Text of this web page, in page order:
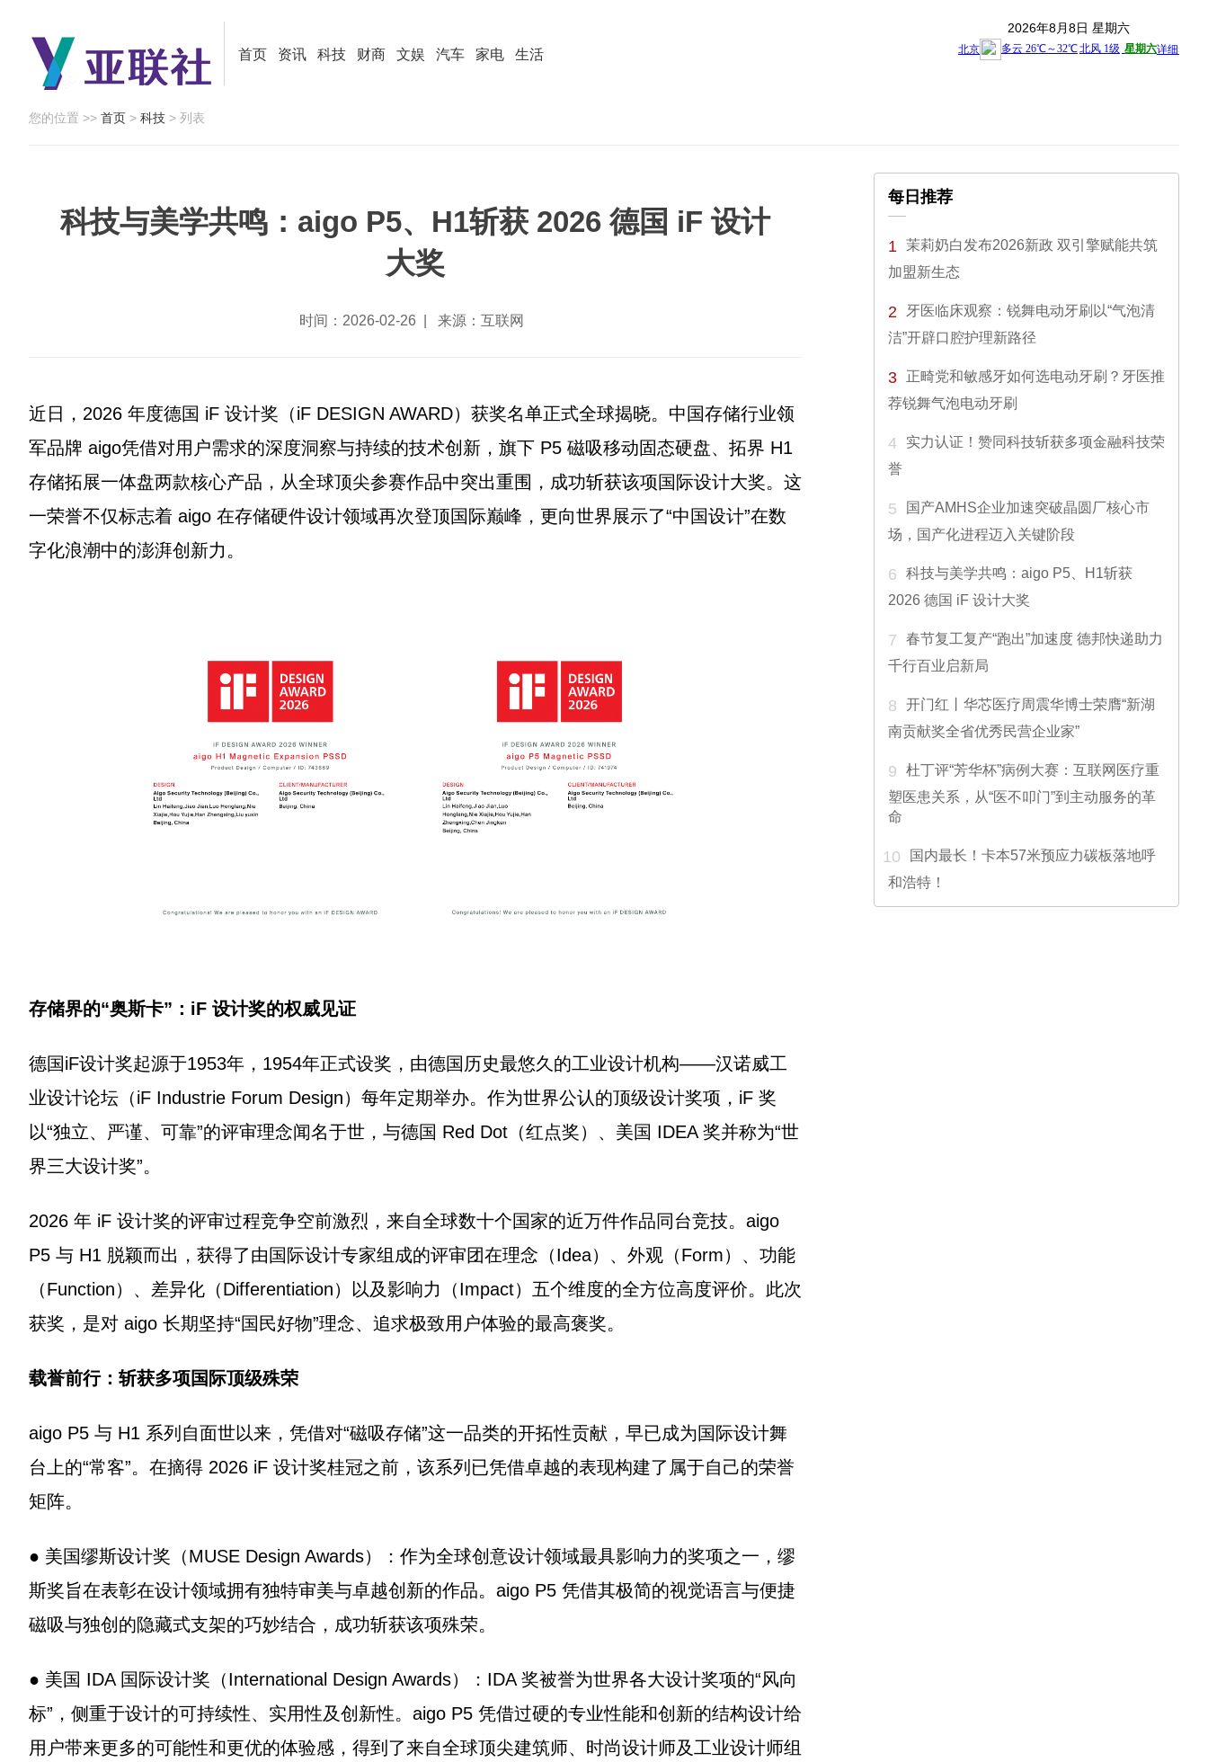
首页 资讯 科技 财商 文娱 汽车 家电 生活
2026年8月8日 星期六
您的位置 >> 首页 > 科技 > 列表
科技与美学共鸣：aigo P5、H1斩获 2026 德国 iF 设计
大奖
时间：2026-02-26 | 来源：互联网
近日，2026 年度德国 iF 设计奖（iF DESIGN AWARD）获奖名单正式全球揭晓。中国存储行业领
军品牌 aigo凭借对用户需求的深度洞察与持续的技术创新，旗下 P5 磁吸移动固态硬盘、拓界 H1
存储拓展一体盘两款核心产品，从全球顶尖参赛作品中突出重围，成功斩获该项国际设计大奖。这
一荣誉不仅标志着 aigo 在存储硬件设计领域再次登顶国际巅峰，更向世界展示了“中国设计”在数
字化浪潮中的澎湃创新力。
存储界的“奥斯卡”：iF 设计奖的权威见证
德国iF设计奖起源于1953年，1954年正式设奖，由德国历史最悠久的工业设计机构——汉诺威工
业设计论坛（iF Industrie Forum Design）每年定期举办。作为世界公认的顶级设计奖项，iF 奖
以“独立、严谨、可靠”的评审理念闻名于世，与德国 Red Dot（红点奖）、美国 IDEA 奖并称为“世
界三大设计奖”。
2026 年 iF 设计奖的评审过程竞争空前激烈，来自全球数十个国家的近万件作品同台竞技。aigo
P5 与 H1 脱颖而出，获得了由国际设计专家组成的评审团在理念（Idea）、外观（Form）、功能
（Function）、差异化（Differentiation）以及影响力（Impact）五个维度的全方位高度评价。此次
获奖，是对 aigo 长期坚持“国民好物”理念、追求极致用户体验的最高褒奖。
载誉前行：斩获多项国际顶级殊荣
aigo P5 与 H1 系列自面世以来，凭借对“磁吸存储”这一品类的开拓性贡献，早已成为国际设计舞
台上的“常客”。在摘得 2026 iF 设计奖桂冠之前，该系列已凭借卓越的表现构建了属于自己的荣誉
矩阵。
● 美国缪斯设计奖（MUSE Design Awards）：作为全球创意设计领域最具影响力的奖项之一，缪
斯奖旨在表彰在设计领域拥有独特审美与卓越创新的作品。aigo P5 凭借其极简的视觉语言与便捷
磁吸与独创的隐藏式支架的巧妙结合，成功斩获该项殊荣。
● 美国 IDA 国际设计奖（International Design Awards）：IDA 奖被誉为世界各大设计奖项的“风向
标”，侧重于设计的可持续性、实用性及创新性。aigo P5 凭借过硬的专业性能和创新的结构设计给
用户带来更多的可能性和更优的体验感，得到了来自全球顶尖建筑师、时尚设计师及工业设计师组
每日推荐
1 茉莉奶白发布2026新政 双引擎赋能共筑
加盟新生态
2
牙医临床观察：锐舞电动牙刷以“气泡清
洁”开辟口腔护理新路径
3
正畸党和敏感牙如何选电动牙刷？牙医推
荐锐舞气泡电动牙刷
4
实力认证！赞同科技斩获多项金融科技荣
誉
5
国产AMHS企业加速突破晶圆厂核心市
场，国产化进程迈入关键阶段
6
科技与美学共鸣：aigo P5、H1斩获
2026 德国 iF 设计大奖
7
春节复工复产“跑出”加速度 德邦快递助力
千行百业启新局
8
开门红丨华芯医疗周震华博士荣膺“新湖
南贡献奖全省优秀民营企业家”
9
杜丁评“芳华杯”病例大赛：互联网医疗重
塑医患关系，从“医不叩门”到主动服务的革
命
10
国内最长！卡本57米预应力碳板落地呼
和浩特！